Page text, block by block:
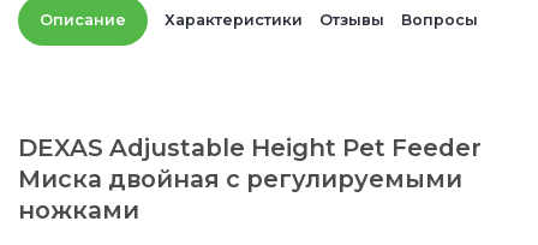
Описание Характеристики Отзывы Вопросы
DEXAS Adjustable Height Pet Feeder
Миска двойная с регулируемыми
ножками